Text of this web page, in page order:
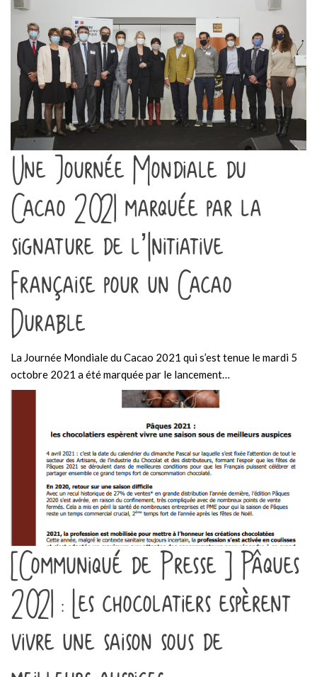
Une Journée Mondiale du
Cacao 2021 marquée par la
signature de l’Initiative
Française pour un Cacao
Durable
La Journée Mondiale du Cacao 2021 qui s’est tenue le mardi 5
octobre 2021 a été marquée par le lancement…
[Communiqué de Presse ] Pâques
2021 : Les chocolatiers espèrent
vivre une saison sous de